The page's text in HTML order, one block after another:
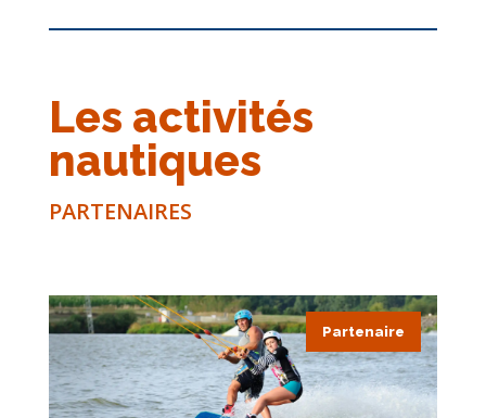
Les activités
nautiques
PARTENAIRES
Partenaire